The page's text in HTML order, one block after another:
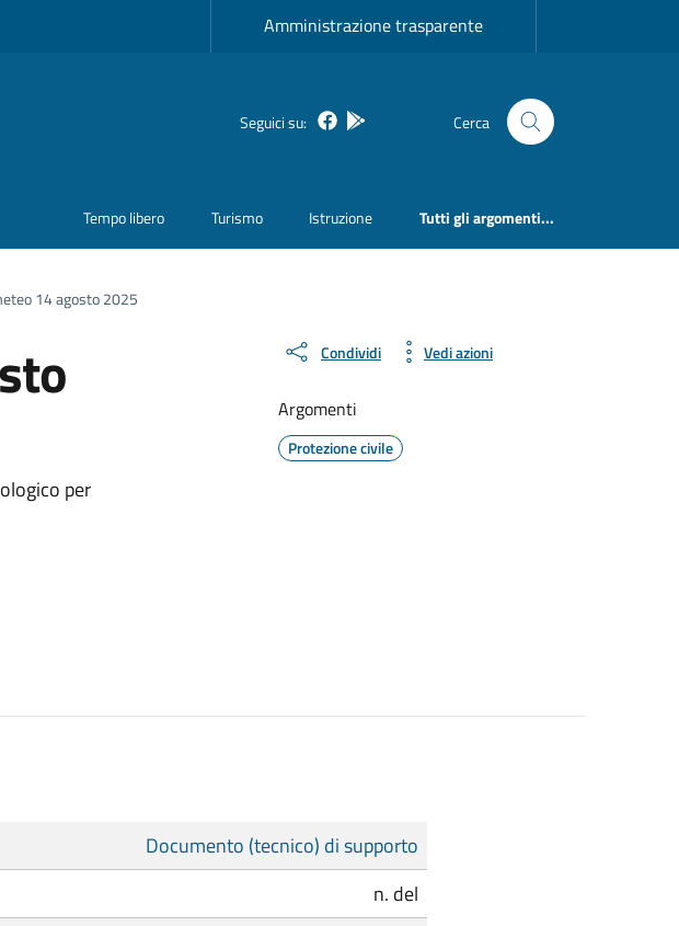
Amministrazione trasparente
Seguici su: FacebookBosa inAppCerca
Tempo libero Turismo Istruzione Tutti gli argomenti...
14 agosto 2025
per
Condividi Vedi azioni
Argomenti
Protezione civile
Documento (tecnico) di supporto
n. del